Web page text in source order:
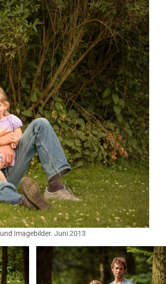
Imagebilder. Juni 2013